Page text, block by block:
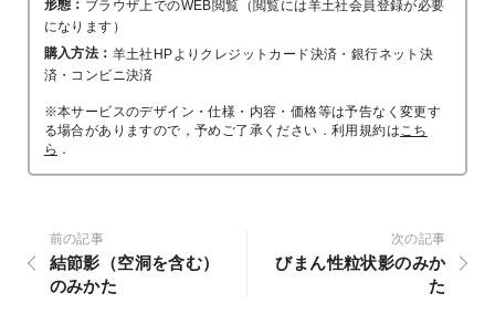
形態： ブラウザ上でのWEB閲覧（閲覧には羊土社会員登録が必要
になります）
購入方法： 羊土社HPよりクレジットカード決済・銀行ネット決
済・コンビニ決済
※本サービスのデザイン・仕様・内容・価格等は予告なく変更す
る場合がありますので，予めご了承ください．利用規約は こち
ら ．
前の記事
結節影（空洞を含む）
のみかた
次の記事
びまん性粒状影のみか
た